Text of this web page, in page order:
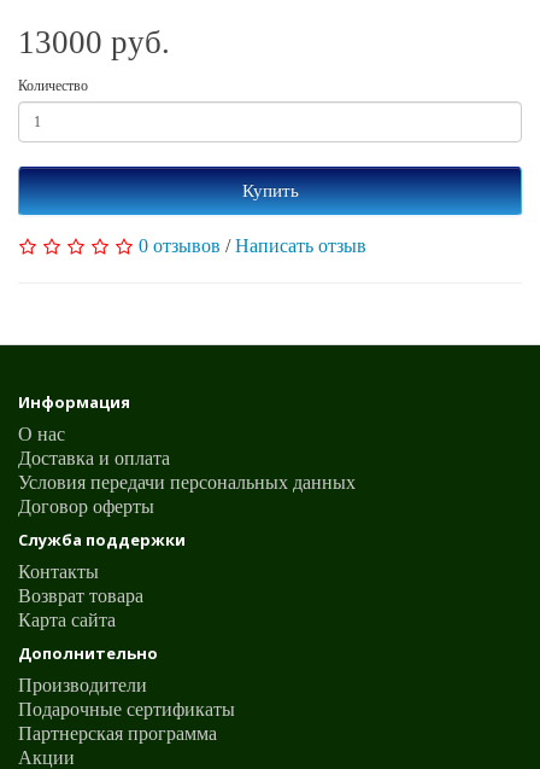
13000 руб.
Количество
Купить
0 отзывов /Написать отзыв
Информация
О нас
Доставка и оплата
Условия передачи персональных данных
Договор оферты
Служба поддержки
Контакты
Возврат товара
Карта сайта
Дополнительно
Производители
Подарочные сертификаты
Партнерская программа
Акции